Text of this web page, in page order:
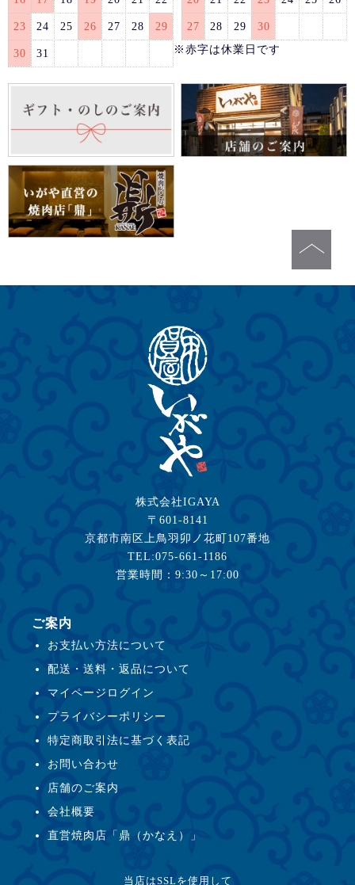
23 24 25 26 27 28 29
30 31
27 28 29
30
※赤字は休業日です
株式会社IGAYA
〒601-8141
京都市南区上鳥羽卯ノ花町107番地
TEL:075-661-1186
営業時間：9:30～17:00
ご案内
お支払い方法について
配送・送料・返品について
マイページログイン
プライバシーポリシー
特定商取引法に基づく表記
お問い合わせ
店舗のご案内
会社概要
直営焼肉店「鼎（かなえ）」
当店はSSLを使用して